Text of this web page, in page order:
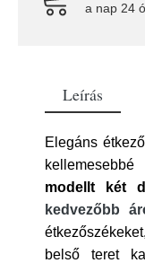
a nap 24
Leírás
Elegáns
modellt két
kedvezőbb
belső teret